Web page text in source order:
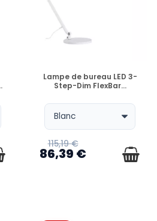
EN STOCK
Lampe de bureau LED 3-
Step-Dim FlexBar...
115,19 €
86,39 €